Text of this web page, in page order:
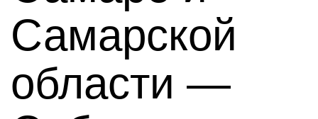
Самарской
области —